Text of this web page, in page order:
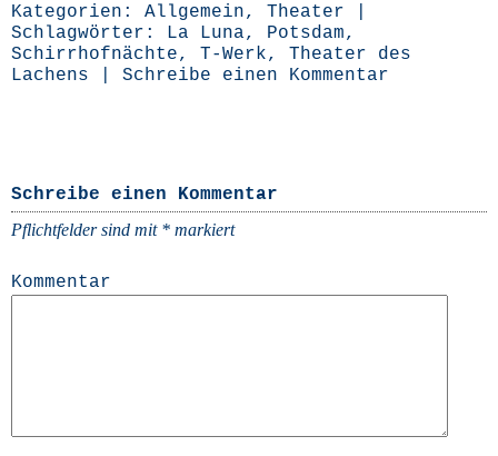
Kategorien: Allgemein, Theater
Schlagwörter: La Luna, Potsdam,
Schirrhofnächte, T-Werk, Theater des
Lachens
Schreibe einen Kommentar
Schreibe einen Kommentar
Pflichtfelder sind mit * markiert
Kommentar